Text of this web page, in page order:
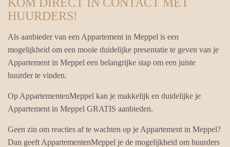
HUURDERS!
Als aanbieder van een Appartement in Meppel is een
mogelijkheid om een mooie duidelijke presentatie te geven van je
Appartement in Meppel een belangrijke stap om een juiste
huurder te vinden.
Op AppartementenMeppel kan je makkelijk en duidelijke je
Appartement in Meppel GRATIS aanbieden.
Geen zin om reacties af te wachten op je Appartement in Meppel?
Dan geeft AppartementenMeppel je de mogelijkheid om huurders